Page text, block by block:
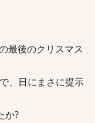
最後のクリスマス
、日にまさに提示
か?